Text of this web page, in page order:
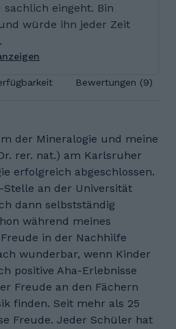
eingeht. Bin
würde ihn jeder Zeit
Bewertungen (9)
der Mineralogie und meine
rer. nat.) am Karlsruher
erfolgreich abgeschlossen.
Stelle an der Universität
dann selbstständig
während meines
in der Nachhilfe
wunderbar, wenn Kinder
positive Aha-Erlebnisse
Freude an den Fächern
finden. Seit mehr als 25
Freude. Jeder Schüler hat